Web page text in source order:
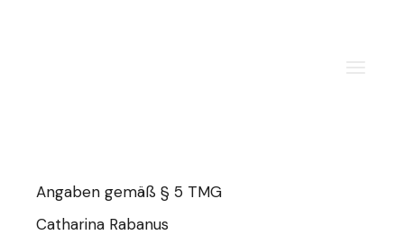
Angaben gemäß § 5 TMG
Catharina Rabanus